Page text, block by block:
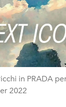
in PRADA
2022